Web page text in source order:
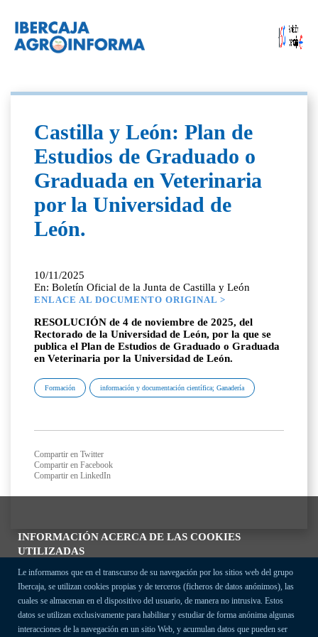
INFORMACIÓN ACERCA DE LAS COOKIES
UTILIZADAS
Le informamos que en el transcurso de su navegación por los sitios web del grupo
Ibercaja, se utilizan cookies propias y de terceros (ficheros de datos anónimos), las
cuales se almacenan en el dispositivo del usuario, de manera no intrusiva. Estos
datos se utilizan exclusivamente para habilitar y estudiar de forma anónima algunas
interacciones de la navegación en un sitio Web, y acumulan datos que pueden ser
Castilla y León: Plan de
Estudios de Graduado o
Graduada en Veterinaria
por la Universidad de
León.
10/11/2025
En: Boletín Oficial de la Junta de Castilla y León
ENLACE AL DOCUMENTO ORIGINAL >
RESOLUCIÓN de 4 de noviembre de 2025, del
Rectorado de la Universidad de León, por la que se
publica el Plan de Estudios de Graduado o Graduada
en Veterinaria por la Universidad de León.
Formación información y documentación científica; Ganadería
Compartir en Twitter
Compartir en Facebook
Compartir en LinkedIn